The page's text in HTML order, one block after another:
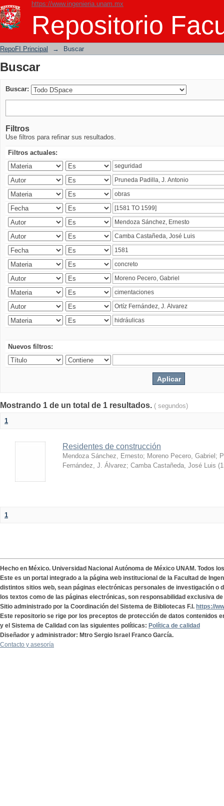
https://www.ingenieria.unam.mx
Repositorio
Buscar
RepoFI Principal → Buscar
Buscar
Buscar:
Filtros
Use filtros para refinar sus resultados.
Filtros actuales:
Nuevos filtros:
Mostrando 1 de un total de 1 resultados. ( segundos)
1
Residentes de construcción
Mendoza Sánchez, Ernesto; Moreno Pecero, Gabriel ;
Fernández, J. Álvarez; Camba Castañeda, José Luis (
1
Hecho en México. Universidad Nacional Autónoma de México UNAM. Todos
Este es un portal integrado a la página web institucional de la Facultad de
distintos sitios web, sean páginas electrónicas personales de investigación o
los textos como de las páginas electrónicas, son responsabilidad exclusiva
Sitio administrado por la Coordinación del Sistema de Bibliotecas F.I. https://
Este repositorio se rige por los preceptos de protección de datos contenidos
y el Sistema de Calidad con las siguientes políticas: Política de calidad
Diseñador y administrador: Mtro Sergio Israel Franco García.
Contacto y asesoría